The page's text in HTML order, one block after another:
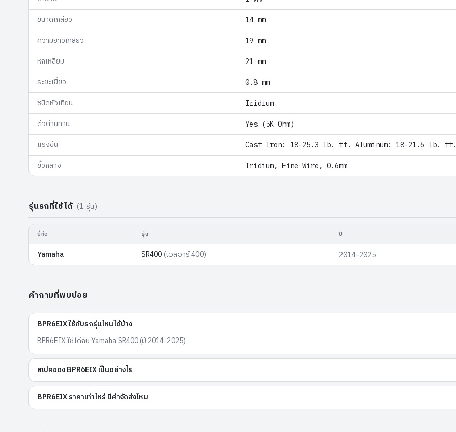
ขนาดเกลียว 14 mm
ความยาวเกลียว 19 mm
หกเหลี่ยม 21 mm
ระยะเขี้ยว 0.8 mm
ชนิดหัวเทียน Iridium
ตัวต้านทาน Yes (5K Ohm)
แรงขัน Cast Iron: 18-25.3 lb. ft. Aluminum: 18-21.6 lb.
ขั้วกลาง Iridium, Fine Wire, 0.6mm
รุ่นรถที่ใช้ได้ (1 รุ่น)
ยี่ห้อ รุ่น ปี
Yamaha SR400 (เอสอาร์ 400) 2014–2025
คำถามที่พบบ่อย
BPR6EIX ใช้กับรถรุ่นไหนได้บ้าง
BPR6EIX ใช้ได้กับ Yamaha SR400 (ปี 2014-2025)
สเปคของ BPR6EIX เป็นอย่างไร
BPR6EIX ราคาเท่าไหร่ มีค่าจัดส่งไหม